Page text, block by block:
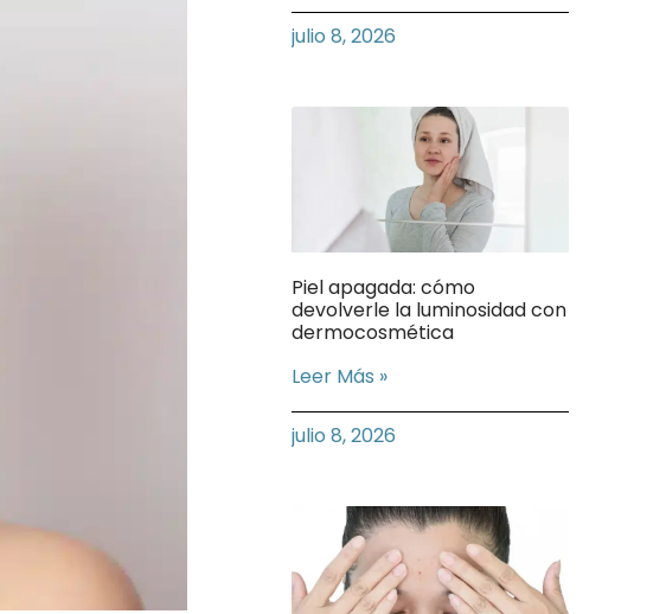
julio 8, 2026
Piel apagada: cómo
devolverle la luminosidad con
dermocosmética
Leer Más »
julio 8, 2026